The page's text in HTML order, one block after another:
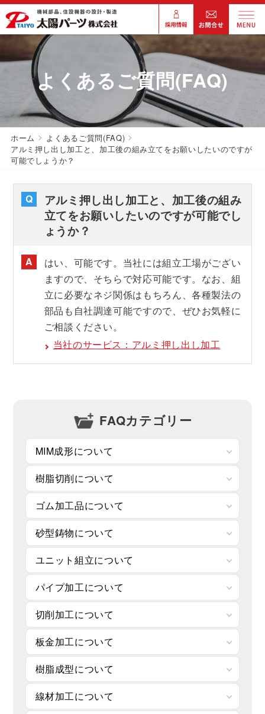
よくあるご質問(FAQ)
ホーム
よくあるご質問(FAQ)
アルミ押し出し加工と、加工後の組み立てをお願いしたいのですが
可能でしょうか？
アルミ押し出し加工と、加工後の組み
立てをお願いしたいのですが可能でし
ょうか？
はい、可能です。当社には組立工場がござい
ますので、そちらで対応可能です。なお、組
立に必要なネジ関係はもちろん、各種製法の
部品も自社調達可能ですので、ぜひお気軽に
ご相談ください。
当社のサービス：アルミ押し出し加工
FAQカテゴリー
MIM成形について
樹脂切削について
ゴム加工品について
砂型鋳物について
ユニット組立について
パイプ加工について
切削加工について
板金加工について
樹脂成型について
線材加工について